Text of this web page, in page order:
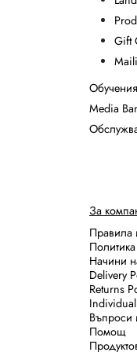
Gift
Обучения
Media
За
Правила
Начини
Delivery
Returns
Въпроси
Помощ